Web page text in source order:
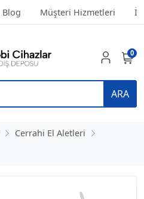
Blog Müşteri Hizmetleri
ARA
0
Cerrahi El Aletleri